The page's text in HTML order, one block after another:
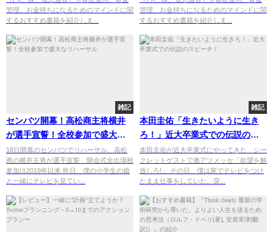
管理、お金持ちになるためのマインドに関
するおすすめ書籍を紹介しま...
の紹介
管理、お金持ちになるためのマインドに関
するおすすめ書籍を紹介しま...
雑記
センバツ開幕！高松商主将横井
が選手宣誓！全校参加で盛大な
リハーサル
18日開幕のセンバツでリハーサル、高松
商の横井主将が選手宣誓 開会式全出場校
参加は2019年以来 昨日、僕の小学生の娘
と一緒にテレビを見てい...
雑記
本田圭佑「生きたいように生き
ろ！」近大卒業式での伝説のス
ピーチ！
本田圭佑が近大卒業式にやってきた シー
クレットゲストで激アツメッセ「欲望を解
放しろ!」 その日、僕は家でテレビをつけ
たまま仕事をしていた。突...